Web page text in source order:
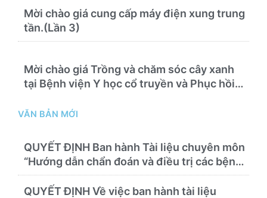
Mời chào giá cung cấp máy điện xung trung
tần.(Lần 3)
Mời chào giá Trồng và chăm sóc cây xanh
tại Bệnh viện Y học cổ truyền và Phục hồi
Danh mục hàng hóa, mẫu báo giá kèm theo)
VĂN BẢN MỚI
QUYẾT ĐỊNH Ban hành Tài liệu chuyên môn
“Hướng dẫn chẩn đoán và điều trị các bệnh
thường gặp tại Bệnh viện Y học cổ truyền và
Phục hồi chức năng Quy Nhơn”
QUYẾT ĐỊNH Về việc ban hành tài liệu